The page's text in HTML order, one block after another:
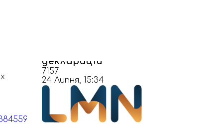
декларацій
7157
24 Липня, 15:34